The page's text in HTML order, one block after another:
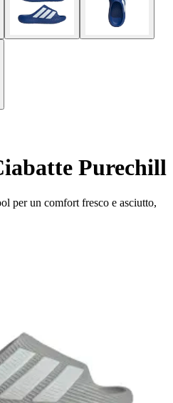
Purechill
per un comfort fresco e asciutto,